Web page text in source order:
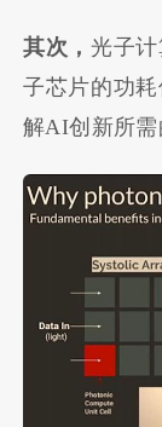
其次 ，光子
子芯片的功
解AI创新所需